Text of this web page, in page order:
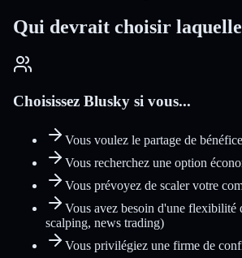
Qui devrait choisir
Choisissez Blusky si vous...
Vous voulez le partage de
Vous recherchez une option
Vous prévoyez de scaler votre
Vous avez besoin d'une
scalping, news trading)
Vous privilégiez une firme de